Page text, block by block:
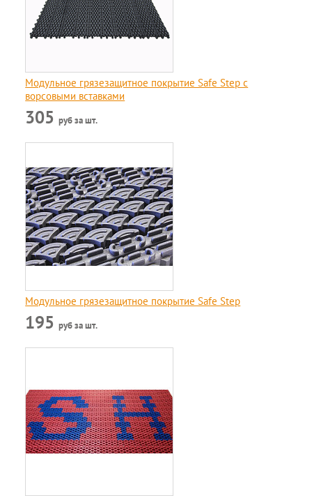
Модульное грязезащитное покрытие Safe Step с
ворсовыми вставками
305руб за шт.
Модульное грязезащитное покрытие Safe Step
195руб за шт.